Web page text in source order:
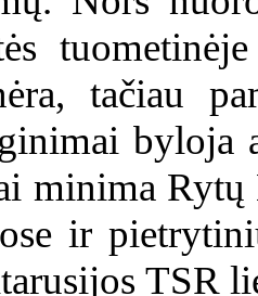
tačiau
byloja
minima
ir
TSR